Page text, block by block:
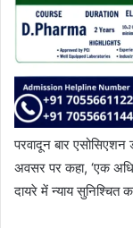
परवादून बार एसोसिएशन
अवसर पर कहा, ‘एक
दायरे में न्याय सुनिश्चित